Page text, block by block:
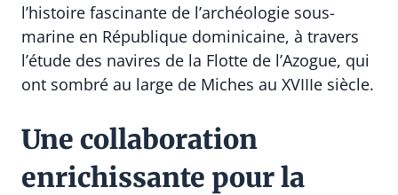
l’histoire fascinante de l’archéologie sous-
marine en République dominicaine, à travers
l’étude des navires de la Flotte de l’Azogue, qui
ont sombré au large de Miches au XVIIIe siècle.
Une collaboration
enrichissante pour la